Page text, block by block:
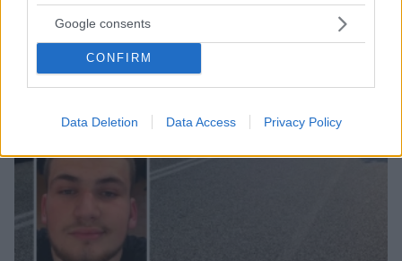
Google consents
CONFIRM
Data Deletion Data Access Privacy Policy